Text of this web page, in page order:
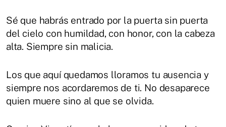
Sé que habrás entrado por la puerta sin puerta
del cielo con humildad, con honor, con la cabeza
alta. Siempre sin malicia.
Los que aquí quedamos lloramos tu ausencia y
siempre nos acordaremos de ti. No desaparece
quien muere sino al que se olvida.